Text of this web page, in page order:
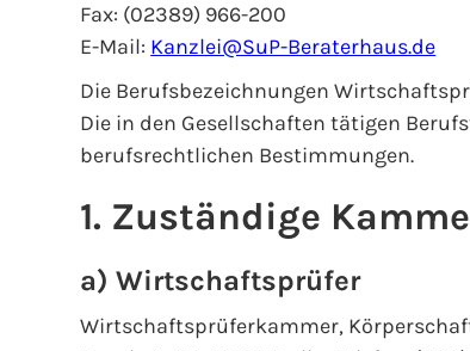
Fax: (02389) 966-200
E-Mail: Kanzlei@SuP-Beraterhaus.de
Die Berufsbezeichnungen
Die in den Gesellschaften tätigen
berufsrechtlichen Bestimmungen.
1. Zuständige
a) Wirtschaftsprüfer
Wirtschaftsprüferkammer,